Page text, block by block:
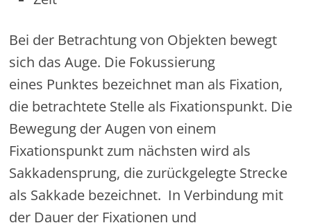
Bei der Betrachtung von Objekten bewegt
sich das Auge. Die Fokussierung
eines Punktes bezeichnet man als Fixation,
die betrachtete Stelle als Fixationspunkt. Die
Bewegung der Augen von einem
Fixationspunkt zum nächsten wird als
Sakkadensprung, die zurückgelegte Strecke
als Sakkade bezeichnet. In Verbindung mit
der Dauer der Fixationen und